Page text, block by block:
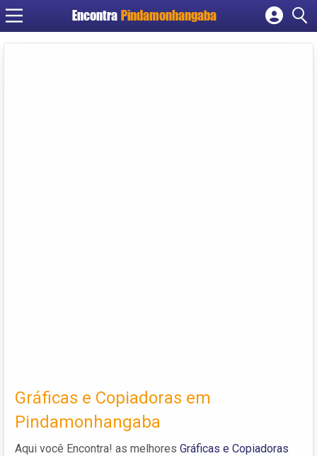
Encontra Pindamonhangaba
Cadastrar empresa
Gráficas e Copiadoras em
Pindamonhangaba
Aqui você Encontra! as melhores Gráficas e Copiadoras